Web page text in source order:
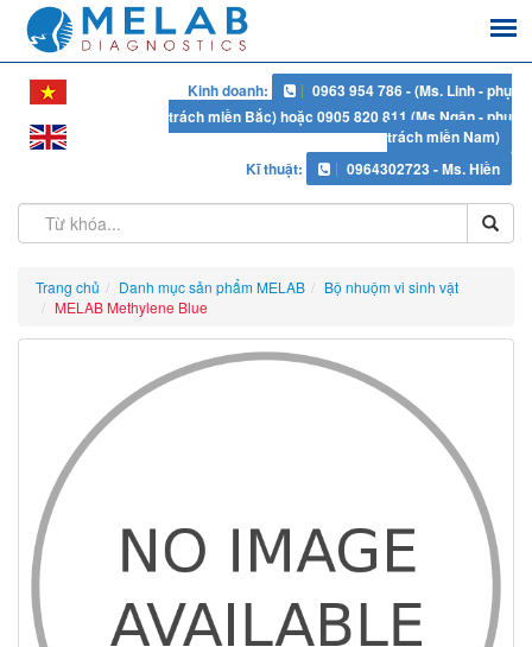
Kinh doanh:
0963 954 786 - (Ms. Linh - phụ
trách miền Bắc) hoặc 0905 820 811 (Ms Ngân - phụ
trách miền Nam)
Kĩ thuật:
0964302723 - Ms. Hiền
Trang chủ Danh mục sản phẩm MELAB
Bộ nhuộm vi sinh vật
MELAB Methylene Blue